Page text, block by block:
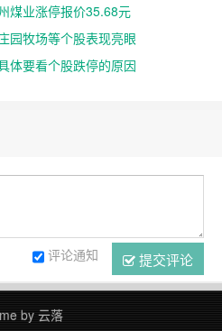
煤业涨停报价35.68元
园牧场等个股表现亮眼
体要看个股跌停的原因
提交评论
评论通知
by 云落